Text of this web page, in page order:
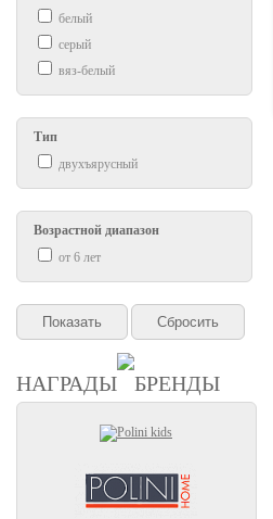
белый
серый
вяз-белый
Тип
двухъярусный
Возрастной диапазон
от 6 лет
НАГРАДЫ БРЕНДЫ